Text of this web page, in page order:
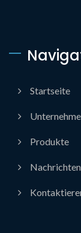
Startseite
Produkte
Nachrichten